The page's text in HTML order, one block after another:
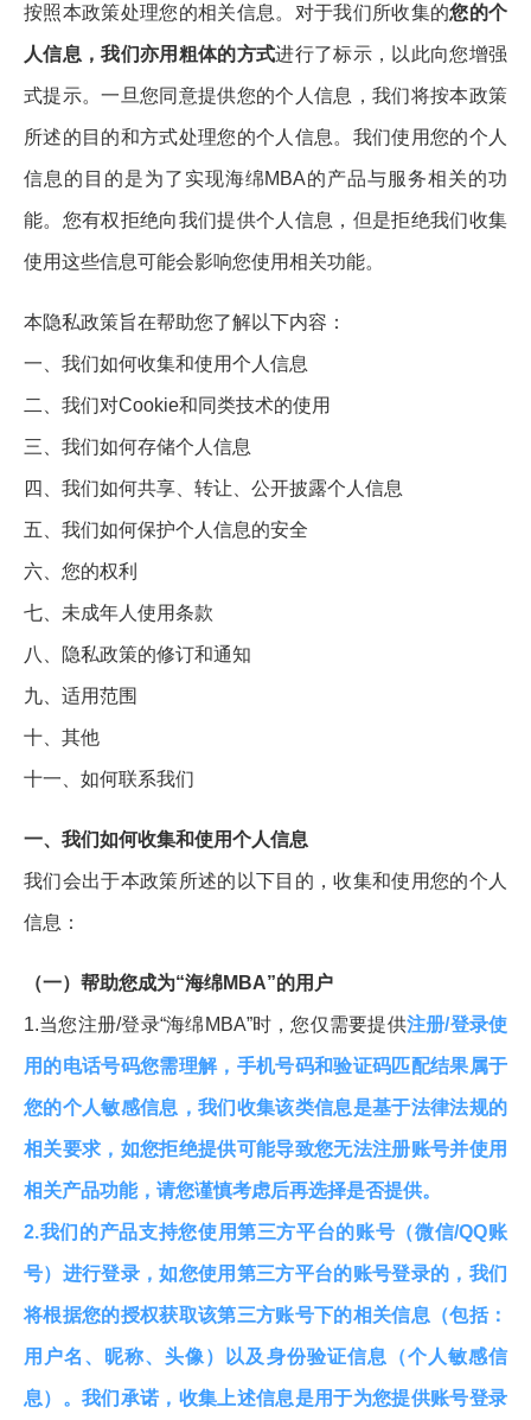
按照本政策处理您的相关信息。对于我们所收集的您的个
人信息，我们亦用粗体的方式进行了标示，以此向您增强
式提示。一旦您同意提供您的个人信息，我们将按本政策
所述的目的和方式处理您的个人信息。我们使用您的个人
信息的目的是为了实现海绵MBA的产品与服务相关的功
能。您有权拒绝向我们提供个人信息，但是拒绝我们收集
使用这些信息可能会影响您使用相关功能。
本隐私政策旨在帮助您了解以下内容：
一、我们如何收集和使用个人信息
二、我们对Cookie和同类技术的使用
三、我们如何存储个人信息
四、我们如何共享、转让、公开披露个人信息
五、我们如何保护个人信息的安全
六、您的权利
七、未成年人使用条款
八、隐私政策的修订和通知
九、适用范围
十、其他
十一、如何联系我们
一、我们如何收集和使用个人信息
我们会出于本政策所述的以下目的，收集和使用您的个人
信息：
（一）帮助您成为“海绵MBA”的用户
1.当您注册/登录“海绵MBA”时，您仅需要提供注册/登录使
用的电话号码您需理解，手机号码和验证码匹配结果属于
您的个人敏感信息，我们收集该类信息是基于法律法规的
相关要求，如您拒绝提供可能导致您无法注册账号并使用
相关产品功能，请您谨慎考虑后再选择是否提供。
2.我们的产品支持您使用第三方平台的账号（微信/QQ账
号）进行登录，如您使用第三方平台的账号登录的，我们
将根据您的授权获取该第三方账号下的相关信息（包括：
用户名、昵称、头像）以及身份验证信息（个人敏感信
息）。我们承诺，收集上述信息是用于为您提供账号登录